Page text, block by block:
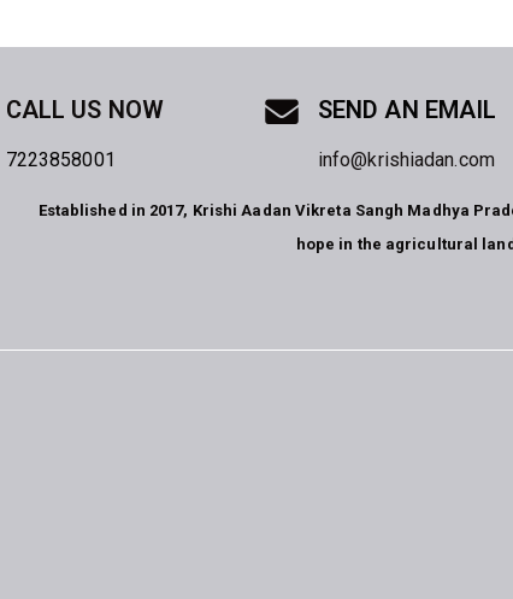
CALL US NOW
7223858001
SEND AN EMAIL
info@krishiadan.com
Established in 2017, Krishi Aadan Vikreta Sangh Madhya
hope in the agricultural